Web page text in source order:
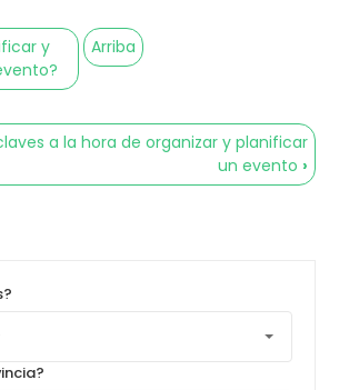
y
Arriba
a la hora de organizar y planificar
un evento ›